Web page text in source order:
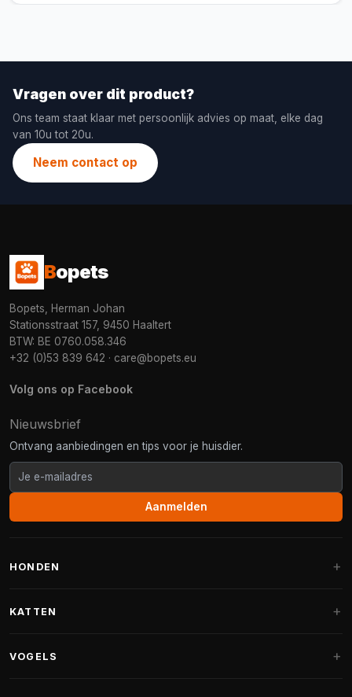
Vragen over dit product?
Ons team staat klaar met persoonlijk advies op maat, elke dag
van 10u tot 20u.
Neem contact op
Bopets
Bopets, Herman Johan
Stationsstraat 157, 9450 Haaltert
BTW: BE 0760.058.346
+32 (0)53 839 642 · care@bopets.eu
Volg ons op Facebook
Nieuwsbrief
Ontvang aanbiedingen en tips voor je huisdier.
Aanmelden
HONDEN
Fantail hondenmanden
KATTEN
VOGELS